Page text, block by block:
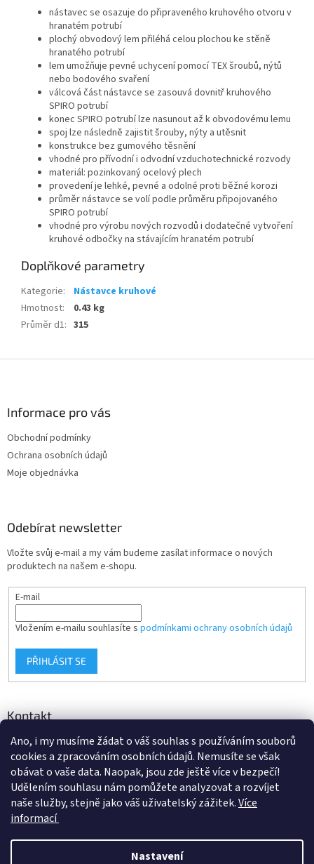
Ano, i my musíme žádat o váš souhlas s používáním souborů
cookies a zpracováním osobních údajů. Nemusíte se však
obávat o vaše data. Naopak, jsou zde ještě více v bezpečí!
Udělením souhlasu nám pomůžete analyzovat a rozvíjet
naše služby, stejně jako váš uživatelský zážitek.Více
informací
Nastavení
nástavec se osazuje do připraveného kruhového otvoru v
hranatém potrubí
plochý obvodový lem přiléhá celou plochou ke stěně
hranatého potrubí
lem umožňuje pevné uchycení pomocí TEX šroubů, nýtů
nebo bodového svaření
válcová část nástavce se zasouvá dovnitř kruhového
SPIRO potrubí
konec SPIRO potrubí lze nasunout až k obvodovému lemu
spoj lze následně zajistit šrouby, nýty a utěsnit
konstrukce bez gumového těsnění
vhodné pro přívodní i odvodní vzduchotechnické rozvody
materiál: pozinkovaný ocelový plech
provedení je lehké, pevné a odolné proti běžné korozi
průměr nástavce se volí podle průměru připojovaného
SPIRO potrubí
vhodné pro výrobu nových rozvodů i dodatečné vytvoření
kruhové odbočky na stávajícím hranatém potrubí
Doplňkové parametry
Kategorie:
Nástavce kruhové
Hmotnost:
0.43 kg
Průměr d1: 315
Informace pro vás
Obchodní podmínky
Ochrana osobních údajů
Moje objednávka
Odebírat newsletter
Vložte svůj e-mail a my vám budeme zasílat informace o nových
produktech na našem e-shopu.
E-mail
Vložením e-mailu souhlasíte s podmínkami ochrany osobních údajů
PŘIHLÁSIT SE
Kontakt
info@d-klima.cz
+420 517 357 288